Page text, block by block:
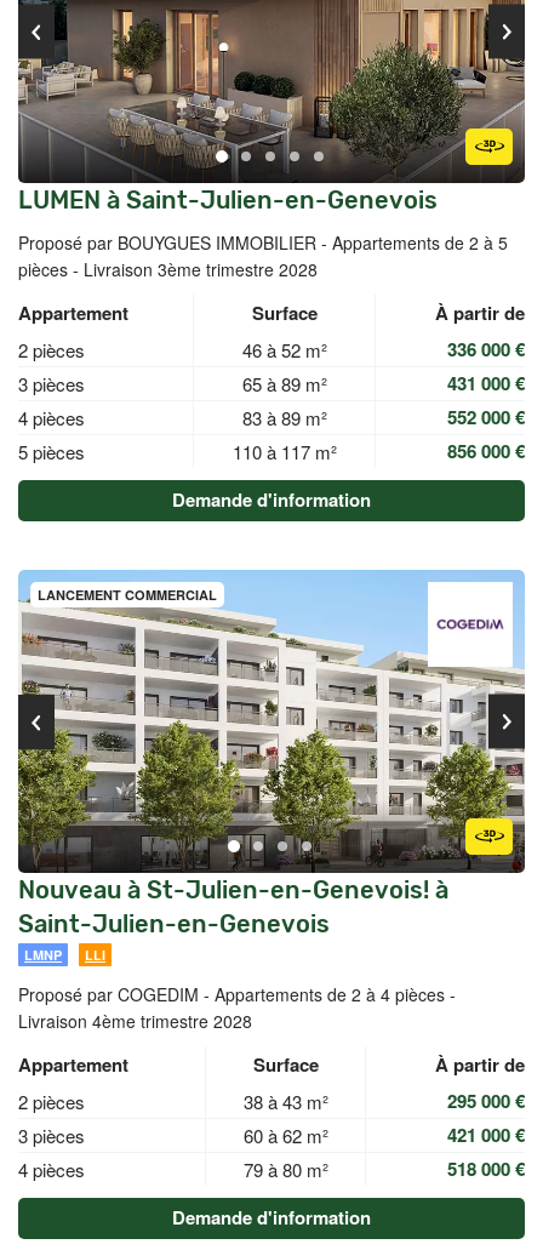
LUMEN à Saint-Julien-en-Genevois
Proposé par BOUYGUES IMMOBILIER - Appartements de 2 à 5
pièces - Livraison 3ème trimestre 2028
Appartement Surface À partir de
2 pièces 46 à 52 m² 336 000 €
3 pièces 65 à 89 m² 431 000 €
4 pièces 83 à 89 m² 552 000 €
5 pièces 110 à 117 m²
856 000 €
Demande d'information
LANCEMENT COMMERCIAL
Nouveau à St-Julien-en-Genevois! à
Saint-Julien-en-Genevois
LMNP LLI
Proposé par COGEDIM - Appartements de 2 à 4 pièces -
Livraison 4ème trimestre 2028
Appartement Surface À partir de
2 pièces 38 à 43 m² 295 000 €
3 pièces 60 à 62 m² 421 000 €
4 pièces 79 à 80 m²
518 000 €
Demande d'information